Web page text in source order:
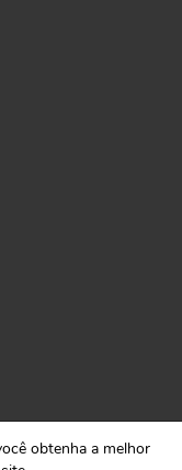
reservados.
LTDA. Cnpj:
obtenha a melhor